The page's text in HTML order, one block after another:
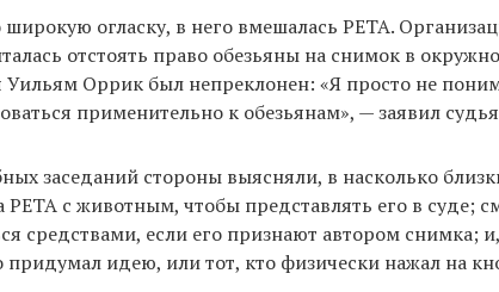
огласку, в него вмешалась PETA.
отстоять право обезьяны на снимок в
Оррик был непреклонен: «Я просто не
применительно к обезьянам», — заявил
заседаний стороны выясняли, в насколько
PETA с животным, чтобы представлять его в суде;
средствами, если его признают автором снимка;
придумал идею, или тот, кто физически нажал на